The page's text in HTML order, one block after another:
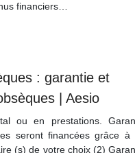
financiers…
: garantie et
| Aesio
ou en prestations.
seront financées grâce à
(s) de votre choix (2)